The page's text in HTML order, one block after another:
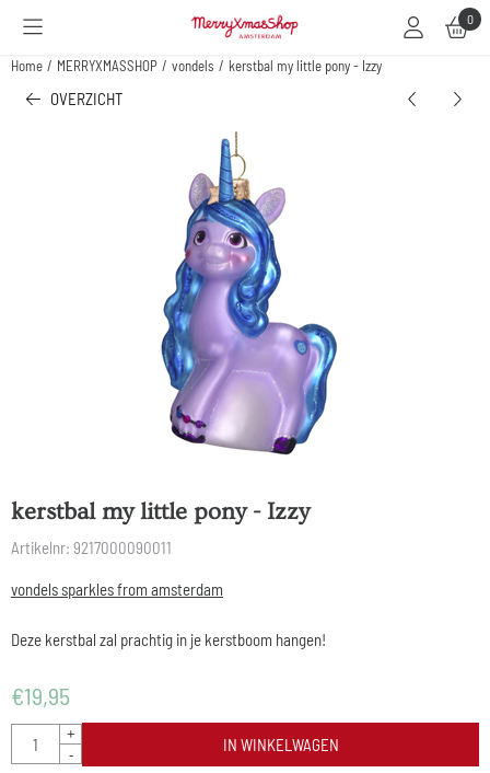
Cookievoorkeuren zijn beschikbaar. Kies instellingen of sta alle cookies toe.0
Home / MERRYXMASSHOP / vondels / kerstbal my little pony - Izzy
OVERZICHT
kerstbal my little pony - Izzy
Artikelnr: 9217000090011
vondels sparkles from amsterdam
Deze kerstbal zal prachtig in je kerstboom hangen!
€19,95
Aantal
+
-
IN WINKELWAGEN